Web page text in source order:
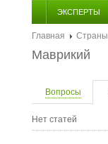
ЭКСПЕРТЫ
Главная Страны
Маврикий
Вопросы
Нет статей